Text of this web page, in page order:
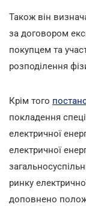
Також він
за договором
покупцем та
розподілення
Крім того
покладення
електричної
електричної
ринку
доповнено